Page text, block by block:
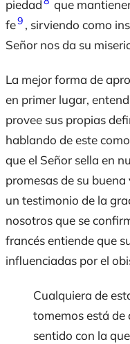
piedad
que
fe9 , sirviendo como
Señor nos da su
La mejor forma de
en primer lugar,
provee sus propias
hablando de este
que el Señor sella en
promesas de su
un testimonio de la
nosotros que se
francés entiende que
influenciadas por el
Cualquiera de
tomemos está de
sentido con la